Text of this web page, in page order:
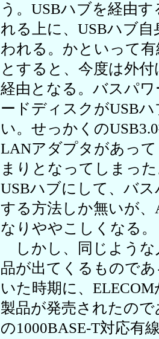
う。USBハブを経由
れる上に、USBハブ
われる。かといって
とすると、今度は外
経由となる。バスパ
ードディスクがUSB
い。せっかくの
LANアダプタがあっ
まりとなってしまっ
USBハブにして、バ
する方法しか無いが
なりややこしくなる。
しかし、同じような
品が出てくるもので
いた時期に、
製品が発売されたの
の1000BASE-T対応有